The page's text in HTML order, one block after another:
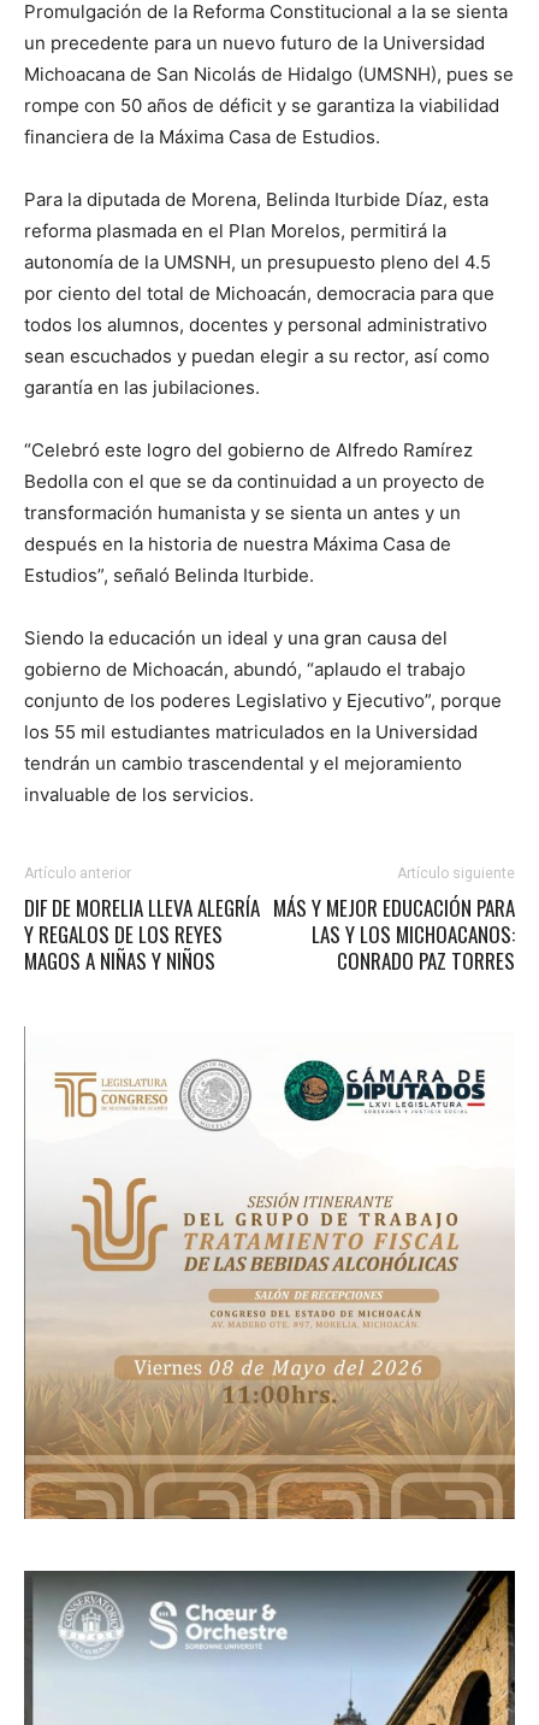
Promulgación de la Reforma Constitucional a la se sienta
un precedente para un nuevo futuro de la Universidad
Michoacana de San Nicolás de Hidalgo (UMSNH), pues se
rompe con 50 años de déficit y se garantiza la viabilidad
financiera de la Máxima Casa de Estudios.
Para la diputada de Morena, Belinda Iturbide Díaz, esta
reforma plasmada en el Plan Morelos, permitirá la
autonomía de la UMSNH, un presupuesto pleno del 4.5
por ciento del total de Michoacán, democracia para que
todos los alumnos, docentes y personal administrativo
sean escuchados y puedan elegir a su rector, así como
garantía en las jubilaciones.
“Celebró este logro del gobierno de Alfredo Ramírez
Bedolla con el que se da continuidad a un proyecto de
transformación humanista y se sienta un antes y un
después en la historia de nuestra Máxima Casa de
Estudios”, señaló Belinda Iturbide.
Siendo la educación un ideal y una gran causa del
gobierno de Michoacán, abundó, “aplaudo el trabajo
conjunto de los poderes Legislativo y Ejecutivo”, porque
los 55 mil estudiantes matriculados en la Universidad
tendrán un cambio trascendental y el mejoramiento
invaluable de los servicios.
Artículo anterior
DIF DE MORELIA LLEVA ALEGRÍA
Y REGALOS DE LOS REYES
MAGOS A NIÑAS Y NIÑOS
Artículo siguiente
MÁS Y MEJOR EDUCACIÓN PARA
LAS Y LOS MICHOACANOS:
CONRADO PAZ TORRES